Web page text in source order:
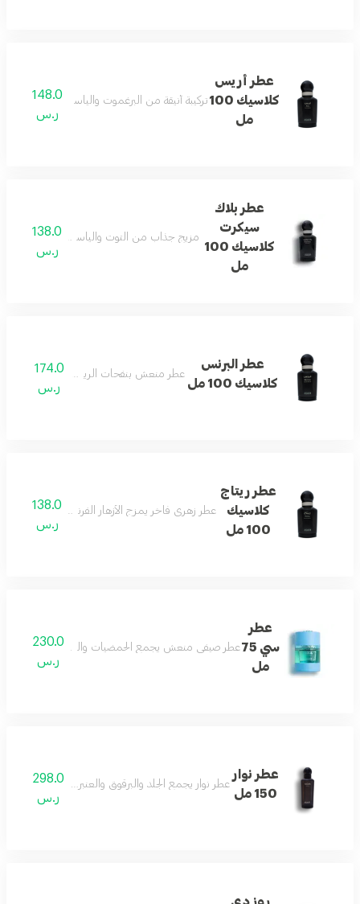
عطر أريس
كلاسيك 100
مل
تركيبة أنيقة من البرغموت والياسمين تنتهي
148.0
ر.س
عطر بلاك
سيكرت
كلاسيك 100
مل
مزيج جذاب من التوت والياسمين والفانيليا
138.0
ر.س
عطر البرنس
كلاسيك 100 مل
عطر منعش بنفحات الريحان العذبة والأنيقة.
174.0
ر.س
عطر ريتاج
كلاسيك
100 مل
عطر زهري فاخر يمزج الأزهار الفرنسية مع نفحات
138.0
ر.س
عطر
سي 75
مل
عطر صيفي منعش يجمع الحمضيات والكراميل مع الأخشاب
230.0
ر.س
عطر نوار
150 مل
عطر نوار يجمع الجلد والبرقوق والعنبر والأخشاب
298.0
ر.س
روز دي